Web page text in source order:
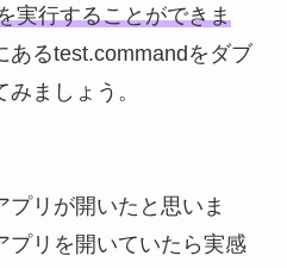
実行することができま
あるtest.commandをダブ
ましょう。
リが開いたと思いま
プリを開いていたら実感